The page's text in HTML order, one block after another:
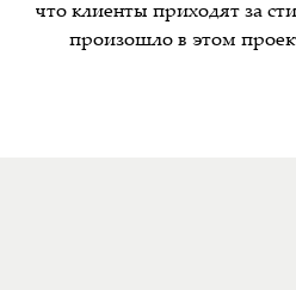
что клиенты приходят за
произошло в этом